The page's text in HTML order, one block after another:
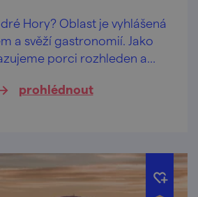
Hory? Oblast je vyhlášená
a svěží gastronomií. Jako
porci rozhleden a
prohlédnout